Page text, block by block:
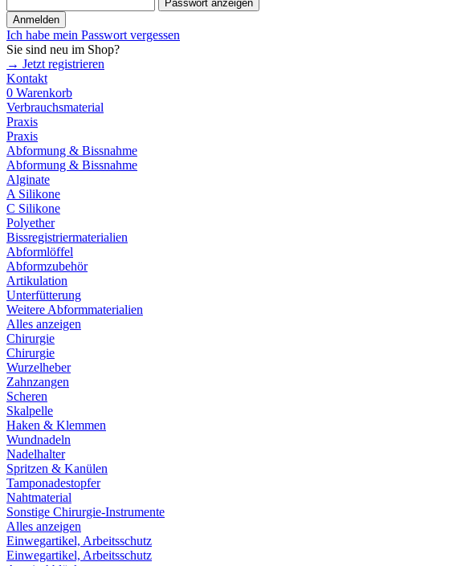
Passwort anzeigen
Anmelden
Ich habe mein Passwort vergessen
Sie sind neu im Shop?
→ Jetzt registrieren
Kontakt
0 Warenkorb
Verbrauchsmaterial
Praxis
Praxis
Abformung & Bissnahme
Abformung & Bissnahme
Alginate
A Silikone
C Silikone
Polyether
Bissregistriermaterialien
Abformlöffel
Abformzubehör
Artikulation
Unterfütterung
Weitere Abformmaterialien
Alles anzeigen
Chirurgie
Chirurgie
Wurzelheber
Zahnzangen
Scheren
Skalpelle
Haken & Klemmen
Wundnadeln
Nadelhalter
Spritzen & Kanülen
Tamponadestopfer
Nahtmaterial
Sonstige Chirurgie-Instrumente
Alles anzeigen
Einwegartikel, Arbeitsschutz
Einwegartikel, Arbeitsschutz